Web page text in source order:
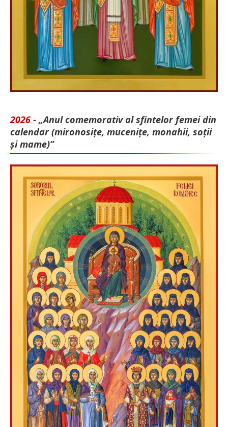
2026 - „Anul comemorativ al sfintelor femei din
calendar (mironosițe, mu­cenițe, monahii, soții
și mame)”